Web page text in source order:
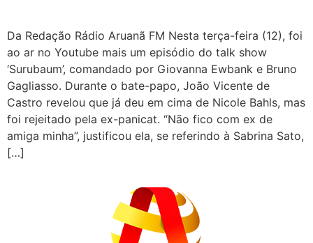
Da Redação Rádio Aruanã FM Nesta terça-feira (12), foi
ao ar no Youtube mais um episódio do talk show
‘Surubaum’, comandado por Giovanna Ewbank e Bruno
Gagliasso. Durante o bate-papo, João Vicente de
Castro revelou que já deu em cima de Nicole Bahls, mas
foi rejeitado pela ex-panicat. “Não fico com ex de
amiga minha”, justificou ela, se referindo à Sabrina Sato,
[…]